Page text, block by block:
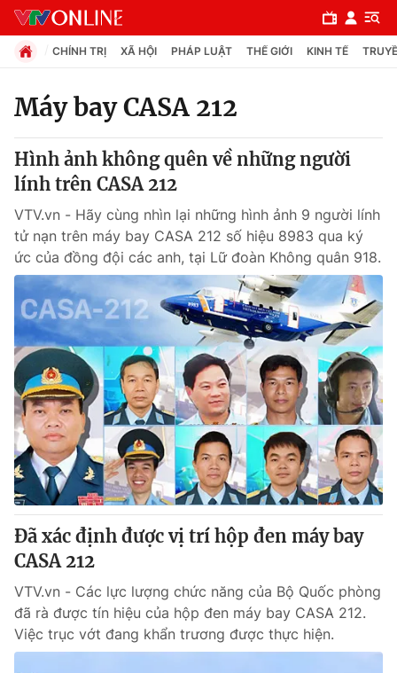
Chuyên mục
Chính trị
Xã hội
Pháp luật
Y tế
Thế giới
Tin tức
Thế giới đó đây
Câu chuyện quốc tế
Kinh tế
Tài chính
Thị trường
Góc doanh nghiệp
Dữ liệu và đời sống
Truyền hình
Hậu trường
Nhân vật
Giải trí
Điện ảnh
Đời sống
CHÍNH TRỊ XÃ HỘI PHÁP LUẬT THẾ GIỚI KINH TẾ
Máy bay CASA 212
Hình ảnh không quên về những người
lính trên CASA 212
VTV.vn - Hãy cùng nhìn lại những hình ảnh 9 người lính
tử nạn trên máy bay CASA 212 số hiệu 8983 qua ký
ức của đồng đội các anh, tại Lữ đoàn Không quân 918.
Đã xác định được vị trí hộp đen máy bay
CASA 212
VTV.vn - Các lực lượng chức năng của Bộ Quốc phòng
đã rà được tín hiệu của hộp đen máy bay CASA 212.
Việc trục vớt đang khẩn trương được thực hiện.